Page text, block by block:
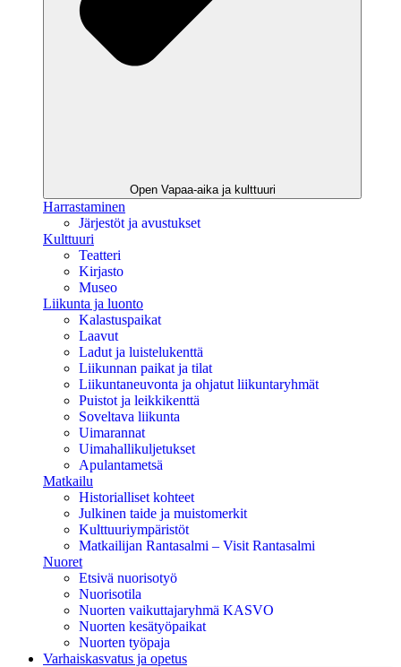
Open Vapaa-aika ja kulttuuri
Harrastaminen
Järjestöt ja avustukset
Kulttuuri
Teatteri
Kirjasto
Museo
Liikunta ja luonto
Kalastuspaikat
Laavut
Ladut ja luistelukenttä
Liikunnan paikat ja tilat
Liikuntaneuvonta ja ohjatut liikuntaryhmät
Puistot ja leikkikenttä
Soveltava liikunta
Uimarannat
Uimahallikuljetukset
Apulantametsä
Matkailu
Historialliset kohteet
Julkinen taide ja muistomerkit
Kulttuuriympäristöt
Matkailijan Rantasalmi – Visit Rantasalmi
Nuoret
Etsivä nuorisotyö
Nuorisotila
Nuorten vaikuttajaryhmä KASVO
Nuorten kesätyöpaikat
Nuorten työpaja
Varhaiskasvatus ja opetus